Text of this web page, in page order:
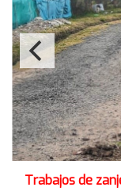
Trabajos de